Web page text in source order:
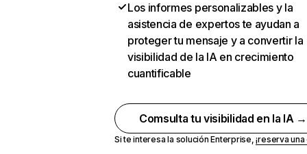
Los informes personalizables y la
asistencia de expertos te ayudan a
proteger tu mensaje y a convertir la
visibilidad de la IA en crecimiento
cuantificable
Comsulta tu visibilidad en la IA →
Si te interesa la solución Enterprise,¡reserva